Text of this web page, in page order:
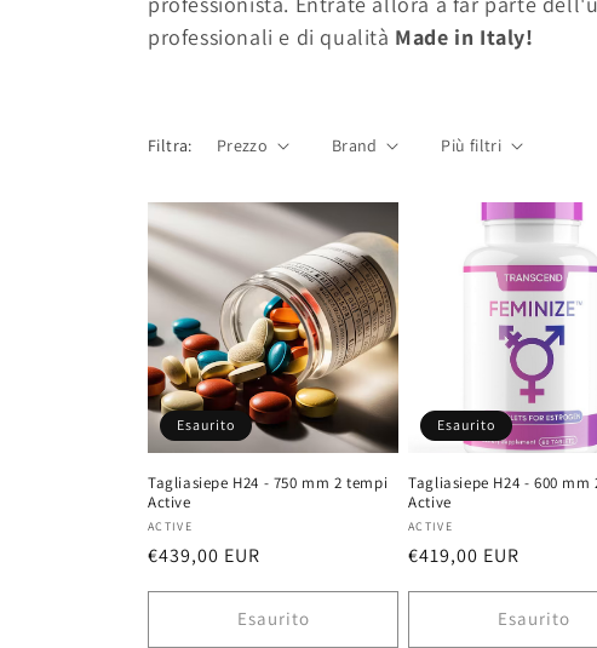
n
e
:
professionali e di qualità Made in Italy!
Filtra: Prezzo Brand Più filtri
Esaurito
Tagliasiepe H24 - 750 mm 2 tempi
Active
Fornitore:
ACTIVE
Prezzo
€439,00 EUR
Esaurito
Esaurito
Tagliasiepe H24 - 600 mm
Active
Fornitore:
ACTIVE
Prezzo
€419,00 EUR
Esaurito